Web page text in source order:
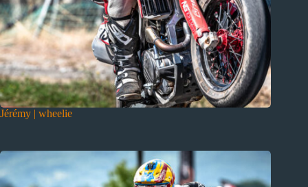
Jérémy | wheelie